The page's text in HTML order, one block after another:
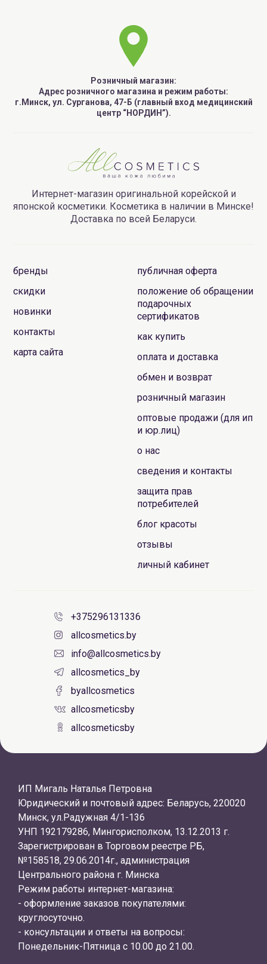
Розничный магазин:
Адрес розничного магазина и режим работы:
г.Минск, ул. Сурганова, 47-Б (главный вход медицинский
центр “НОРДИН”).
Интернет-магазин оригинальной корейской и
японской косметики. Косметика в наличии в Минске!
Доставка по всей Беларуси.
бренды
скидки
новинки
контакты
карта сайта
публичная оферта
положение об обращении
подарочных
сертификатов
как купить
оплата и доставка
обмен и возврат
розничный магазин
оптовые продажи (для ип
и юр.лиц)
о нас
сведения и контакты
защита прав
потребителей
блог красоты
отзывы
личный кабинет
+375296131336
allcosmetics.by
info@allcosmetics.by
allcosmetics_by
byallcosmetics
allcosmeticsby
allcosmeticsby
ИП Мигаль Наталья Петровна
Юридический и почтовый адрес: Беларусь, 220020
Минск, ул.Радужная 4/1-136
УНП 192179286, Мингорисполком, 13.12.2013 г.
Зарегистрирован в Торговом реестре РБ,
№158518, 29.06.2014г., администрация
Центрального района г. Минска
Режим работы интернет-магазина:
- оформление заказов покупателями:
круглосуточно.
- консультации и ответы на вопросы:
Понедельник-Пятница с 10.00 до 21.00.